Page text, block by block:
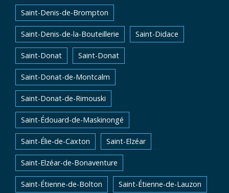
Saint-Denis-de-Brompton
Saint-Denis-de-la-Bouteillerie Saint-Didace
Saint-Donat Saint-Donat
Saint-Donat-de-Montcalm
Saint-Donat-de-Rimouski
Saint-Édouard-de-Maskinongé
Saint-Élie-de-Caxton Saint-Elzéar
Saint-Elzéar-de-Bonaventure
Saint-Étienne-de-Bolton Saint-Étienne-de-Lauzon